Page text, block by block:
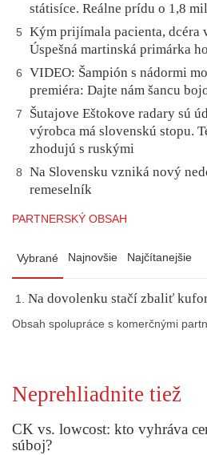
státisíce. Reálne prídu o 1,8
5
Kým prijímala pacienta, dcéra
Úspešná martinská primárka
6
VIDEO: Šampión s nádormi
premiéra: Dajte nám šancu
7
Šutajove Eštokove radary sú
výrobca má slovenskú stopu.
zhodujú s ruskými
8
Na Slovensku vzniká nový
remeselník
PARTNERSKÝ OBSAH
Vybrané Najnovšie Najčítanejšie
Na dovolenku stačí zbaliť
Obsah spolupráce s komerčnými
Neprehliadnite tiež
CK vs. lowcost: kto vyhráva
súboj?